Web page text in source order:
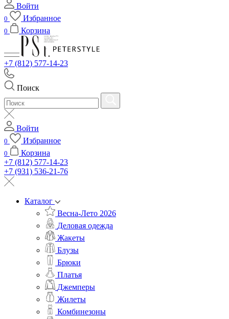
Войти
0 Избранное
0 Корзина
+7 (812) 577-14-23
Поиск
Войти
0 Избранное
0
Корзина
+7 (812) 577-14-23
+7 (931) 536-21-76
Каталог
Весна-Лето 2026
Деловая одежда
Жакеты
Блузы
Брюки
Платья
Джемперы
Жилеты
Комбинезоны